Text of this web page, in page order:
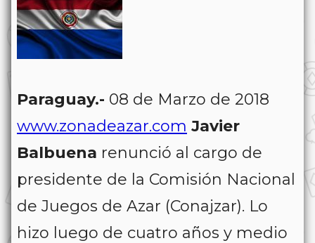
Paraguay.- 08 de Marzo de 2018
www.zonadeazar.com Javier
Balbuena renunció al cargo de
presidente de la Comisión Nacional
de Juegos de Azar (Conajzar). Lo
hizo luego de cuatro años y medio